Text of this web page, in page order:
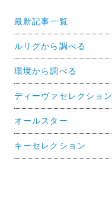
最新記事一覧
ルリグから調べる
環境から調べる
ディーヴァセレクション
オールスター
キーセレクション